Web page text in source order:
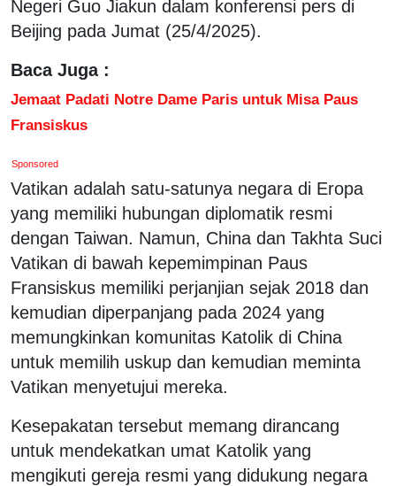
Negeri Guo Jiakun dalam konferensi pers di
Beijing pada Jumat (25/4/2025).
Baca Juga :
Jemaat Padati Notre Dame Paris untuk Misa Paus
Fransiskus
Sponsored
Vatikan adalah satu-satunya negara di Eropa
yang memiliki hubungan diplomatik resmi
dengan Taiwan. Namun, China dan Takhta Suci
Vatikan di bawah kepemimpinan Paus
Fransiskus memiliki perjanjian sejak 2018 dan
kemudian diperpanjang pada 2024 yang
memungkinkan komunitas Katolik di China
untuk memilih uskup dan kemudian meminta
Vatikan menyetujui mereka.
Kesepakatan tersebut memang dirancang
untuk mendekatkan umat Katolik yang
mengikuti gereja resmi yang didukung negara